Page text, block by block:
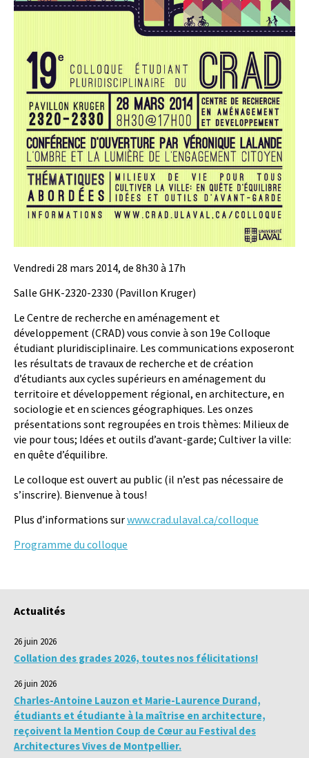
Vendredi 28 mars 2014, de 8h30 à 17h
Salle GHK-2320-2330 (Pavillon Kruger)
Le Centre de recherche en aménagement et
développement (CRAD) vous convie à son 19e Colloque
étudiant pluridisciplinaire. Les communications exposeront
les résultats de travaux de recherche et de création
d’étudiants aux cycles supérieurs en aménagement du
territoire et développement régional, en architecture, en
sociologie et en sciences géographiques. Les onzes
présentations sont regroupées en trois thèmes: Milieux de
vie pour tous; Idées et outils d’avant-garde; Cultiver la ville:
en quête d’équilibre.
Le colloque est ouvert au public (il n’est pas nécessaire de
s’inscrire). Bienvenue à tous!
Plus d’informations surwww.crad.ulaval.ca/colloque
Programme du colloque
Actualités
26 juin 2026
Collation des grades 2026, toutes nos félicitations!
26 juin 2026
Charles-Antoine Lauzon et Marie-Laurence Durand,
étudiants et étudiante à la maîtrise en architecture,
reçoivent la Mention Coup de Cœur au Festival des
Architectures Vives de Montpellier.